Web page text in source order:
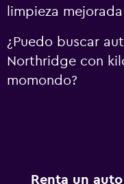
limpieza
¿Puedo buscar
Northridge con
momondo?
Renta un